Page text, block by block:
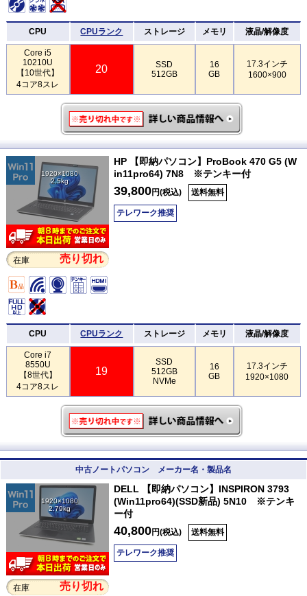
CPU CPUランク ストレージ メモリ 液晶/解像度
Core i5
10210U
【10世代】
4コア8スレ
20
SSD
512GB
16
GB
17.3インチ
1600×900
1920×1080
2.5kg
在庫 売り切れ
HP 【即納パソコン】ProBook 470 G5 (W
in11pro64) 7N8 ※テンキー付
39,800円(税込) 送料無料
テレワーク推奨
CPU CPUランク ストレージ メモリ 液晶/解像度
Core i7
8550U
【8世代】
4コア8スレ
19
SSD
512GB
NVMe
16
GB
17.3インチ
1920×1080
中古ノートパソコン メーカー名・製品名
1920×1080
2.79kg
在庫 売り切れ
DELL 【即納パソコン】INSPIRON 3793
(Win11pro64)(SSD新品) 5N10 ※テンキ
ー付
40,800円(税込) 送料無料
テレワーク推奨